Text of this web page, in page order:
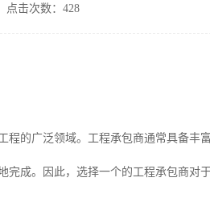
点击次数：428
的广泛领域。工程承包商通常具备丰
成。因此，选择一个的工程承包商对